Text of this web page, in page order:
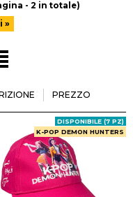
- 2 in totale)
»
K-POP DEMON HUNTERS
DISPONIBILE (7 PZ)